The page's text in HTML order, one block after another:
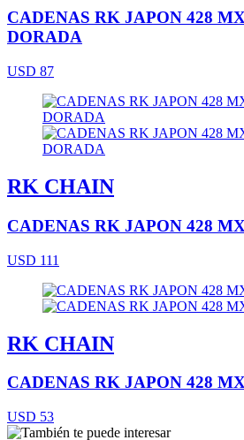
CADENAS RK JAPON 428
DORADA
USD 87
RK CHAIN
CADENAS RK JAPON 428
USD 111
RK CHAIN
CADENAS RK JAPON 428
USD 53